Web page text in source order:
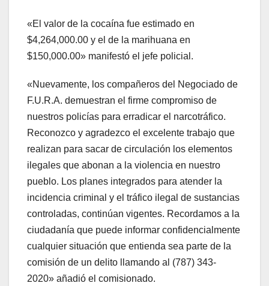
«El valor de la cocaína fue estimado en
$4,264,000.00 y el de la marihuana en
$150,000.00» manifestó el jefe policial.
«Nuevamente, los compañeros del Negociado de
F.U.R.A. demuestran el firme compromiso de
nuestros policías para erradicar el narcotráfico.
Reconozco y agradezco el excelente trabajo que
realizan para sacar de circulación los elementos
ilegales que abonan a la violencia en nuestro
pueblo. Los planes integrados para atender la
incidencia criminal y el tráfico ilegal de sustancias
controladas, continúan vigentes. Recordamos a la
ciudadanía que puede informar confidencialmente
cualquier situación que entienda sea parte de la
comisión de un delito llamando al (787) 343-
2020» añadió el comisionado.